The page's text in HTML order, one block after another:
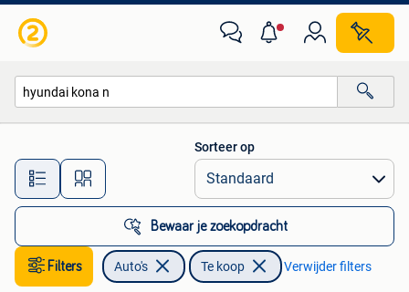
Alle afstanden…
Sorteer op
Bewaar je zoekopdracht
Filters Auto's Te koop Verwijder filters